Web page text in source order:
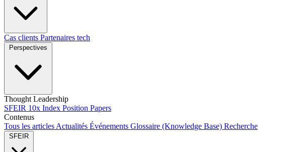
Cas clients Partenaires tech
Perspectives
Thought Leadership
SFEIR 10x Index Position Papers
Contenus
Tous les articles Actualités Événements Glossaire (Knowledge Base) Recherche
SFEIR